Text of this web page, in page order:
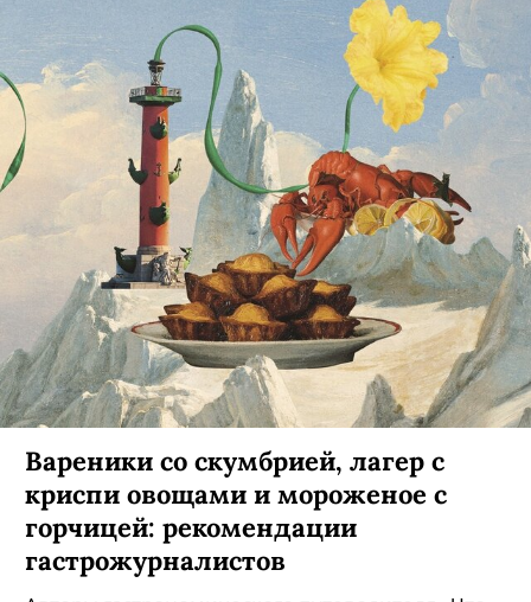
Вареники со скумбрией, лагер с
криспи овощами и мороженое с
горчицей: рекомендации
гастрожурналистов